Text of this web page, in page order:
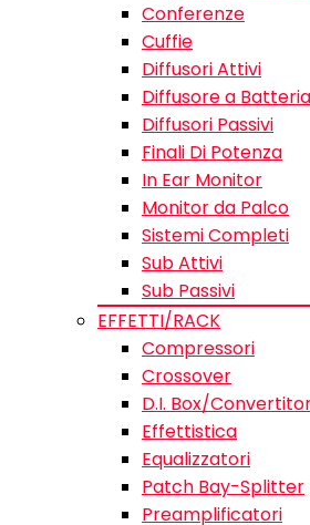
Conferenze
Cuffie
Diffusori Attivi
Diffusore a Batteria
Diffusori Passivi
Finali Di Potenza
In Ear Monitor
Monitor da Palco
Sistemi Completi
Sub Attivi
Sub Passivi
EFFETTI/RACK
Compressori
Crossover
D.I. Box/
Effettistica
Equalizzatori
Patch Bay-Splitter
Preamplificatori